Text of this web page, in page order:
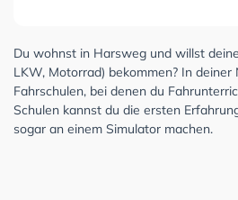
Du wohnst in Harsweg und willst
LKW, Motorrad) bekommen? In deiner
Fahrschulen, bei denen du
Schulen kannst du die ersten
sogar an einem Simulator machen.